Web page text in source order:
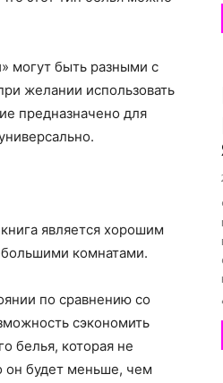
могут быть разными с
желании использовать
предназначено для
является хорошим
комнатами.
по сравнению со
сэкономить
белья, которая не
он будет меньше, чем